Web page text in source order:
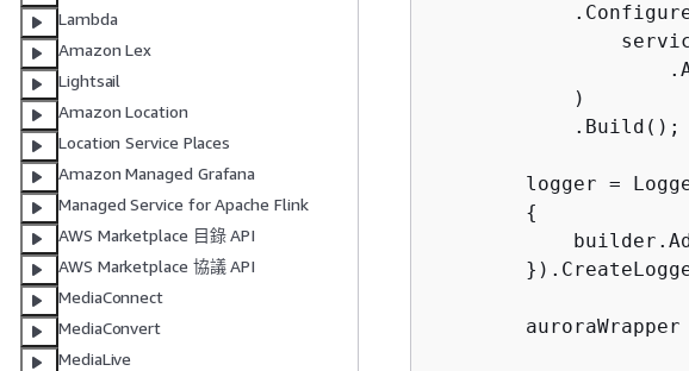
Lambda
Amazon Lex
Lightsail
Amazon Location
Location Service Places
Amazon Managed Grafana
Managed Service for Apache Flink
AWS Marketplace 目錄 API
AWS Marketplace 協議 API
MediaConnect
MediaConvert
MediaLive
            )
            .Build();
logger =
{
auroraWrapper